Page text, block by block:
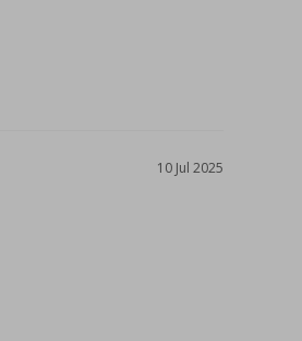
10 Jul 2025